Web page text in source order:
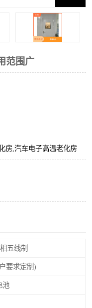
范围广
房,汽车电子高温老化房
五线制
要求定制)
池